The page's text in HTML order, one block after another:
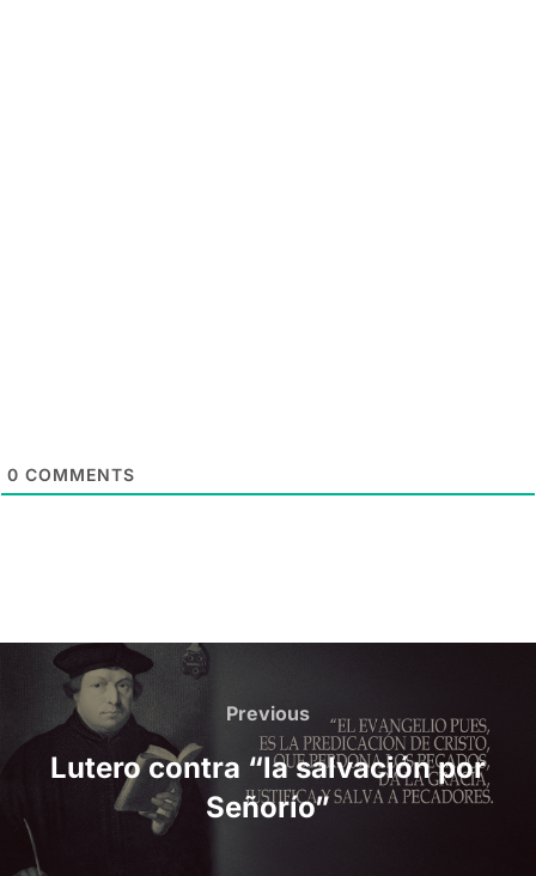
0 COMMENTS
Post
navigation
Previous
Previous
Lutero contra “la salvación por
Señorío”